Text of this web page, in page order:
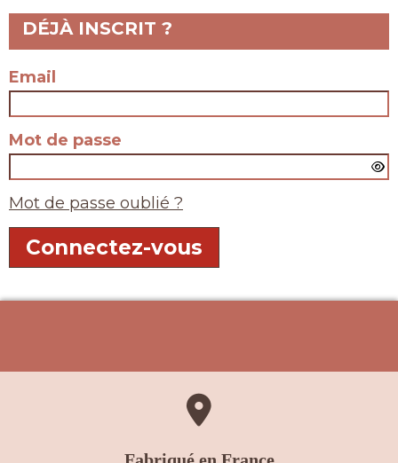
DÉJÀ INSCRIT ?
Email
Mot de passe
Mot de passe oublié ?
Connectez-vous
